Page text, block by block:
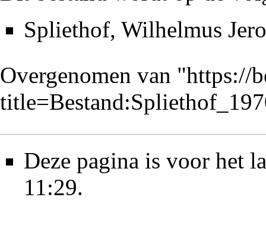
Spliethof, Wilhelmus
Overgenomen van "https://
Deze pagina is voor het
11:29.